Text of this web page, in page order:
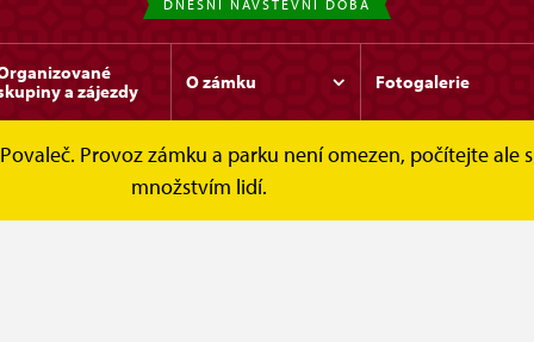
DNEŠNÍ NÁVŠTĚVNÍ DOBA
a zájezdy
O zámku Fotogalerie
Provoz zámku a parku není omezen, počítejte ale
množstvím lidí.